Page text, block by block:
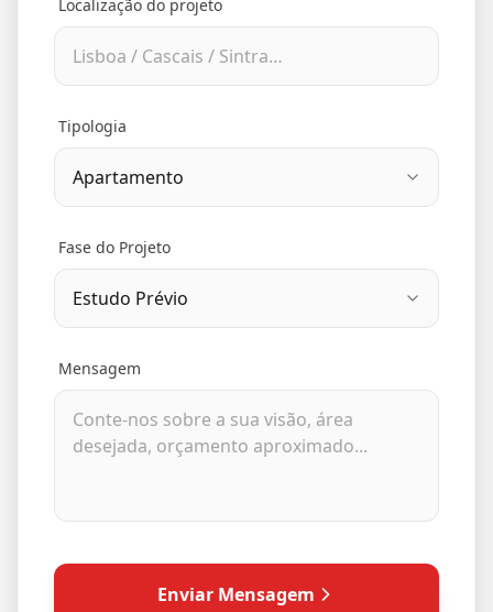
Localização do projeto
Tipologia
Fase do Projeto
Mensagem
Enviar Mensagem